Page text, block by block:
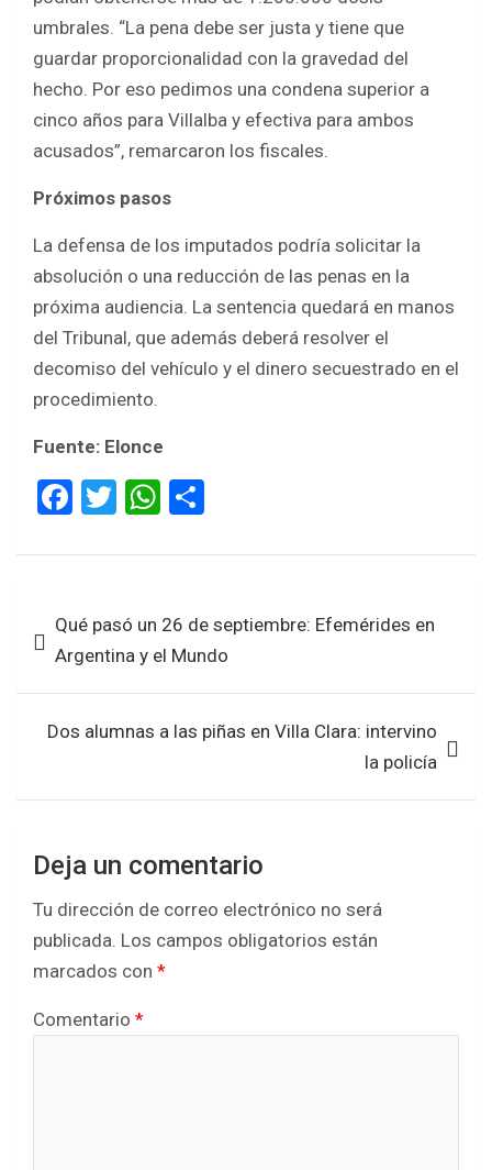
umbrales. “La pena debe ser justa y tiene que
guardar proporcionalidad con la gravedad del
hecho. Por eso pedimos una condena superior a
cinco años para Villalba y efectiva para ambos
acusados”, remarcaron los fiscales.
Próximos pasos
La defensa de los imputados podría solicitar la
absolución o una reducción de las penas en la
próxima audiencia. La sentencia quedará en manos
del Tribunal, que además deberá resolver el
decomiso del vehículo y el dinero secuestrado en el
procedimiento.
Fuente: Elonce
F
ce
o
o
k
T
tt
W
at
A
p
p
ar
de
entradas
Qué pasó un 26 de septiembre: Efemérides en
Argentina y el Mundo
Dos alumnas a las piñas en Villa Clara: intervino
la policía
Deja un comentario
Tu dirección de correo electrónico no será
publicada. Los campos obligatorios están
marcados con *
Comentario *